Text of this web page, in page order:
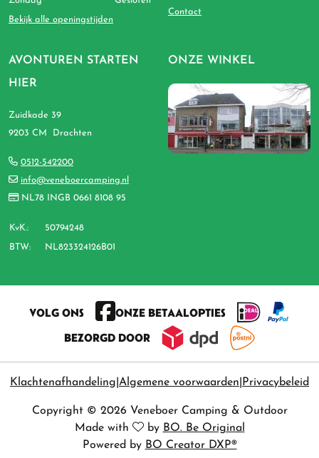
AVONTUREN STARTEN
HIER
Zuidkade 39
9203 CM Drachten
0512-542200
info@veneboercamping.nl
NL78 INGB 0661 8108 95
KvK.: 50794248
BTW: NL823324126B01
Bekijk alle openingstijden
Contact
ONZE WINKEL
VOLG ONS
ONZE BETAALOPTIES
BEZORGD DOOR
Klachtenafhandeling Algemene voorwaarden Privacybeleid
Copyright © 2026 Veneboer Camping & Outdoor
Made with
by BO. Be Original
Powered by BO Creator DXP®